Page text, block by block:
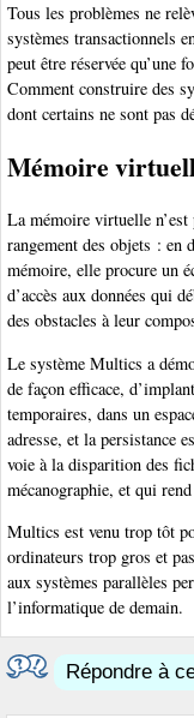
Tous les problèmes ne
systèmes transactionnels
peut être réservée qu’une
Comment construire des
dont certains ne sont pas
Mémoire
La mémoire virtuelle
rangement des objets : en
mémoire, elle procure un
d’accès aux données qui
des obstacles à leur
Le système Multics a
de façon efficace,
temporaires, dans un
adresse, et la persistance
voie à la disparition des
mécanographie, et qui
Multics est venu trop tôt
ordinateurs trop gros et
aux systèmes parallèles
l’informatique de demain.
Répondre à